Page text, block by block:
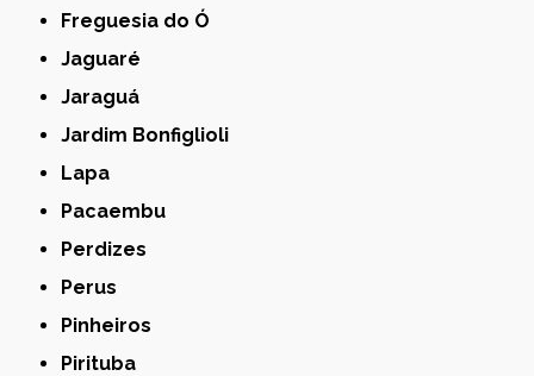
Freguesia do Ó
Jaguaré
Jaraguá
Jardim Bonfiglioli
Lapa
Pacaembu
Perdizes
Perus
Pinheiros
Pirituba